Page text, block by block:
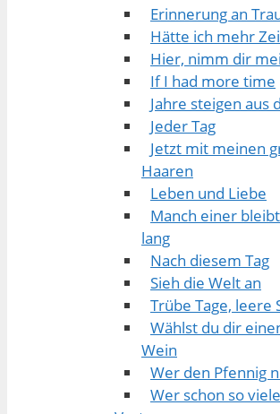
Erinnerung an
Hätte ich mehr
Hier, nimm dir
If I had more time
Jahre steigen aus
Jeder Tag
Jetzt mit meinen
Haaren
Leben und Liebe
Manch einer
lang
Nach diesem Tag
Sieh die Welt an
Trübe Tage, leere
Wählst du dir
Wein
Wer den Pfennig
Wer schon so